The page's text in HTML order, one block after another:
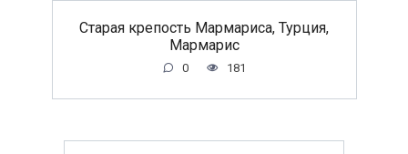
Старая крепость Мармариса, Турция,
Мармарис
0 181